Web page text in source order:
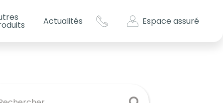
?
Actualités Espace assuré